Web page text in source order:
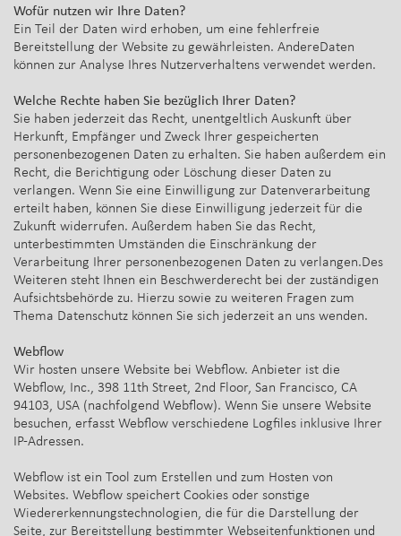
Wofür nutzen wir Ihre Daten?
Ein Teil der Daten wird erhoben, um eine fehlerfreie
Bereitstellung der Website zu gewährleisten. AndereDaten
können zur Analyse Ihres Nutzerverhaltens verwendet werden.
Welche Rechte haben Sie bezüglich Ihrer Daten?
Sie haben jederzeit das Recht, unentgeltlich Auskunft über
Herkunft, Empfänger und Zweck Ihrer gespeicherten
personenbezogenen Daten zu erhalten. Sie haben außerdem ein
Recht, die Berichtigung oder Löschung dieser Daten zu
verlangen. Wenn Sie eine Einwilligung zur Datenverarbeitung
erteilt haben, können Sie diese Einwilligung jederzeit für die
Zukunft widerrufen. Außerdem haben Sie das Recht,
unterbestimmten Umständen die Einschränkung der
Verarbeitung Ihrer personenbezogenen Daten zu verlangen.Des
Weiteren steht Ihnen ein Beschwerderecht bei der zuständigen
Aufsichtsbehörde zu. Hierzu sowie zu weiteren Fragen zum
Thema Datenschutz können Sie sich jederzeit an uns wenden.
Webflow
Wir hosten unsere Website bei Webflow. Anbieter ist die
Webflow, Inc., 398 11th Street, 2nd Floor, San Francisco, CA
94103, USA (nachfolgend Webflow). Wenn Sie unsere Website
besuchen, erfasst Webflow verschiedene Logfiles inklusive Ihrer
IP-Adressen.
Webflow ist ein Tool zum Erstellen und zum Hosten von
Websites. Webflow speichert Cookies oder sonstige
Wiedererkennungstechnologien, die für die Darstellung der
Seite, zur Bereitstellung bestimmter Webseitenfunktionen und